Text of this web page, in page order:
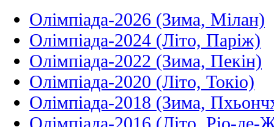
Олімпіада-2026 (Зима, Мілан)
Олімпіада-2024 (Літо, Паріж)
Олімпіада-2022 (Зима, Пекін)
Олімпіада-2020 (Літо, Токіо)
Олімпіада-2018 (Зима,